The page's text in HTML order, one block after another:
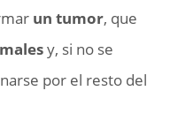
un tumor, que
y, si no se
por el resto del